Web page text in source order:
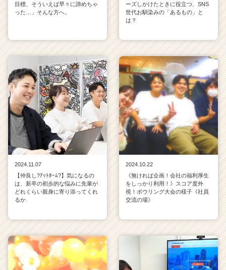
目標、そういえば早々に諦めちゃ
った…」そんな方へ。
ーズしかけたときに役立つ、SNS
世代お馴染みの「あるもの」と
は？
2024.11.07
【仲良し?ｱｯﾄﾎｰﾑ?】気になるの
は、新卒の初歩的な悩みに先輩が
どれくらい親身に寄り添ってくれ
るか
2024.10.22
《無ければ企画！会社の福利厚生
をしっかり利用！》スコア度外
視！ボウリング大会の様子《社員
交流の場》